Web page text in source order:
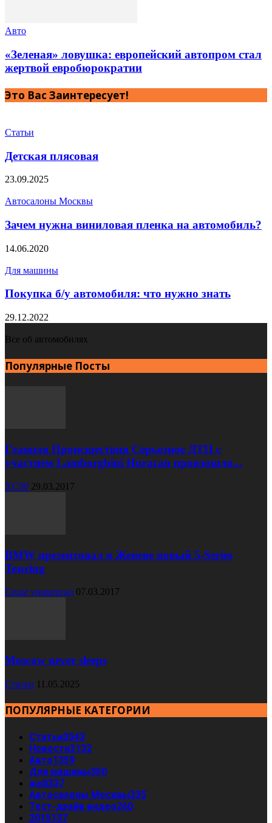
Авто
«Зеленая» ловушка: европейский автопром стал
жертвой евробюрократии
Это Вас Заинтересует!
Статьи
Детская плясовая
23.09.2025
Автосалоны Москвы
Зачем нужна виниловая пленка на автомобиль?
14.06.2020
Для машины
Покупка б/у автомобиля: что нужно знать
29.12.2022
Все об автомобилях
Популярные Посты
Главная Происшествия Серьезное ДТП с
участием Lamborghini Huracan произошло...
XC90 29.03.2017
BMW презентовал в Женеве новый 5-Series
Touring
Cruze универсал 07.03.2017
Moscow never sleeps
Статьи 11.05.2025
ПОПУЛЯРНЫЕ КАТЕГОРИИ
Статьи3543
Новости3132
Авто1359
Для машины350
audi337
Автосалоны Москвы335
Тест-драйв видео260
2015137